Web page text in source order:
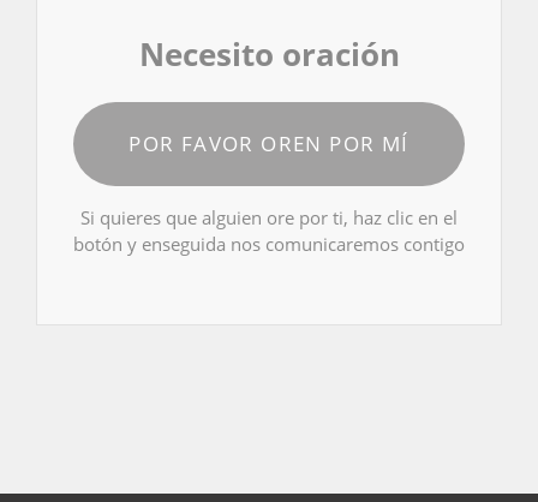
Necesito oración
POR FAVOR OREN POR MÍ
Si quieres que alguien ore por ti, haz clic en el
botón y enseguida nos comunicaremos contigo